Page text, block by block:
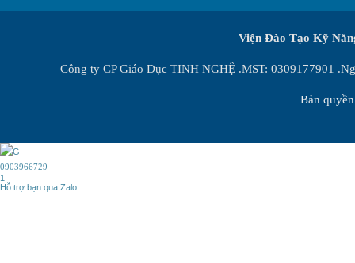
Viện Đào Tạo Kỹ
Công ty CP Giáo Dục TINH NGHỆ .MST: 0309177901
Bản
0903966729
1
Hỗ trợ bạn qua Zalo